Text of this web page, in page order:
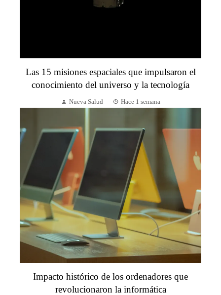
Las 15 misiones espaciales que impulsaron el
conocimiento del universo y la tecnología
Nueva Salud Hace 1 semana
Impacto histórico de los ordenadores que
revolucionaron la informática